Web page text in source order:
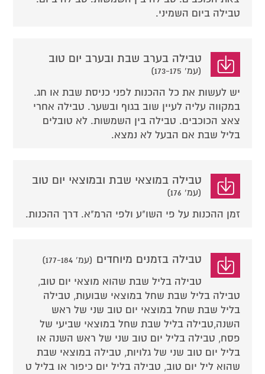
טבילה ביום השמיני.
טבילה בערב שבת ובערב יום טוב
(עמ' 173-175)
יש לעשות את כל ההכנות לפני כניסת שבת או חג.
במקווה עליה לעיין שוב בגוף ובשער. טבילה אחרי
צאצ הכוכבים. טבילה בין השמשות. לא טובלים
בליל שבת אם הבעל לא נמצא.
טבילה במוצאי שבת ובמוצאי יום טוב
(עמ' 176)
זמן ההכנות על פי השו"ע ולפי הרמ"א. דרך ההכנות.
טבילה בזמנים מיוחדים (עמ' 177-184)
טבילה בליל שבת שהוא מוצאי יום טוב,
טבילה בליל שבת שחל במוצאי שבועות, טבילה
בליל שבת שחל במוצאי יום טוב שני של ראש
השנה,טבילה בליל שבת שחל במוצאי שביעי של
פסח, טבילה בליל יום טוב שני של ראש השנה או
בליל יום טוב שני של גלויות, טבילה במוצאי שבת
שהוא ליל יום טוב, טבילה בליל יום כיפור או בליל ט